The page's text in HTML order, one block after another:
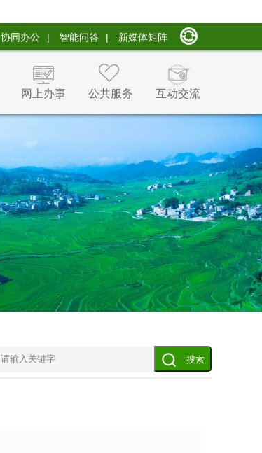
协同办公 | 智能问答 | 新媒体矩阵
网上办事 公共服务 互动交流